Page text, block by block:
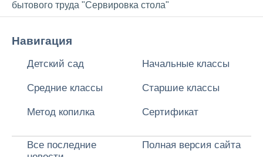
бытового труда "Сервировка стола"
Навигация
Детский сад Начальные классы
Средние классы Старшие классы
Метод копилка Сертификат
Все последние
Полная версия сайта